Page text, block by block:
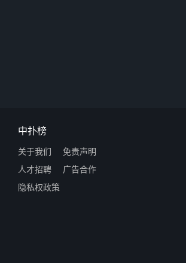
中扑榜
关于我们
免责声明
人才招聘
广告合作
隐私权政策